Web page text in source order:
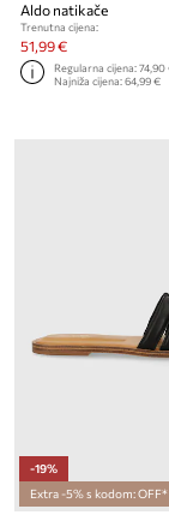
Aldo natikače
Trenutna cijena:
51,99 €
Regularna cijena:74,90
Najniža cijena:64,99 €
-19%
Extra -5% s kodom: OFF*